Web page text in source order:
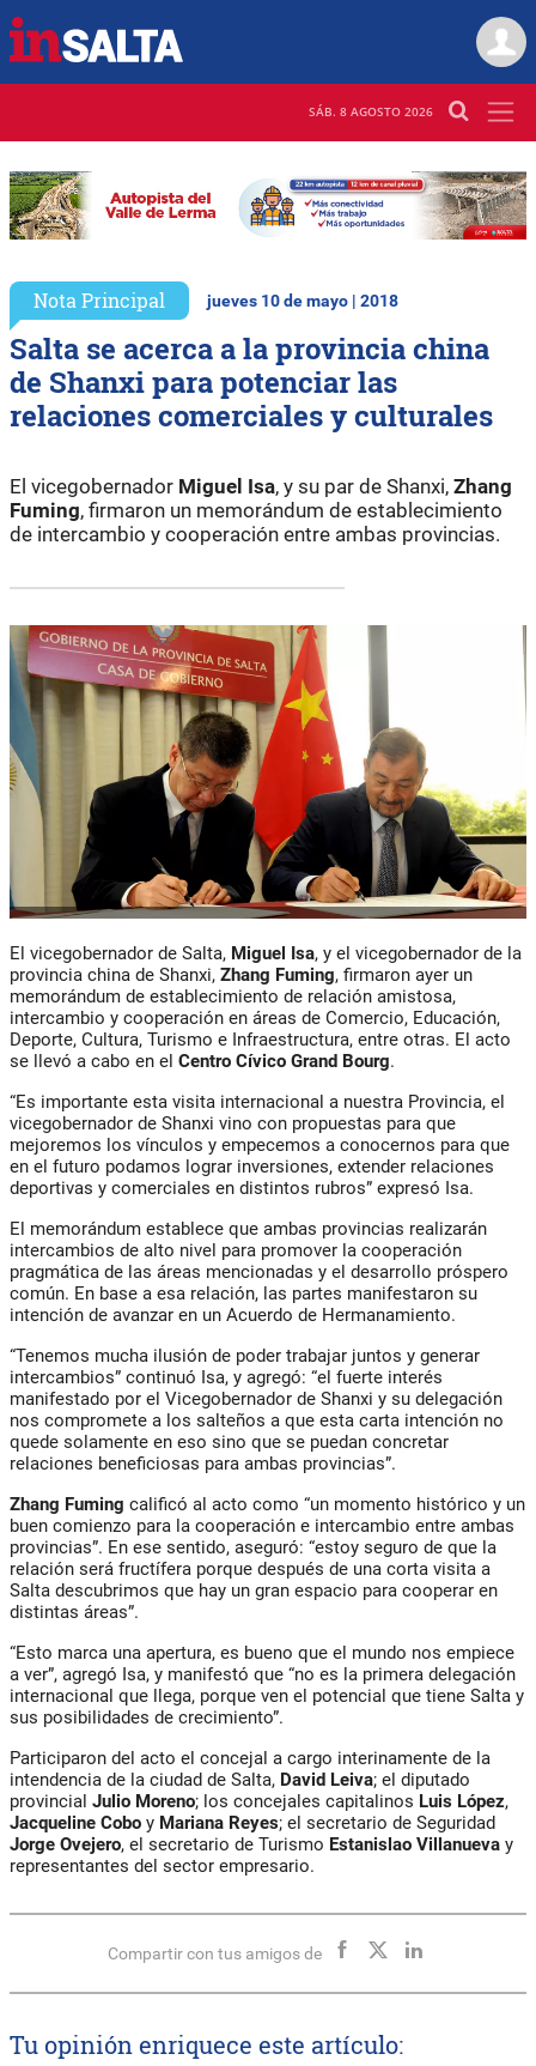
SÁB. 8 AGOSTO 2026
Nota Principal jueves 10 de mayo | 2018
Salta se acerca a la provincia china
de Shanxi para potenciar las
relaciones comerciales y culturales
El vicegobernador Miguel Isa, y su par de Shanxi, Zhang
Fuming, firmaron un memorándum de establecimiento
de intercambio y cooperación entre ambas provincias.
El vicegobernador de Salta, Miguel Isa, y el vicegobernador de la
provincia china de Shanxi, Zhang Fuming, firmaron ayer un
memorándum de establecimiento de relación amistosa,
intercambio y cooperación en áreas de Comercio, Educación,
Deporte, Cultura, Turismo e Infraestructura, entre otras. El acto
se llevó a cabo en el Centro Cívico Grand Bourg.
“Es importante esta visita internacional a nuestra Provincia, el
vicegobernador de Shanxi vino con propuestas para que
mejoremos los vínculos y empecemos a conocernos para que
en el futuro podamos lograr inversiones, extender relaciones
deportivas y comerciales en distintos rubros” expresó Isa.
El memorándum establece que ambas provincias realizarán
intercambios de alto nivel para promover la cooperación
pragmática de las áreas mencionadas y el desarrollo próspero
común. En base a esa relación, las partes manifestaron su
intención de avanzar en un Acuerdo de Hermanamiento.
“Tenemos mucha ilusión de poder trabajar juntos y generar
intercambios” continuó Isa, y agregó: “el fuerte interés
manifestado por el Vicegobernador de Shanxi y su delegación
nos compromete a los salteños a que esta carta intención no
quede solamente en eso sino que se puedan concretar
relaciones beneficiosas para ambas provincias”.
Zhang Fuming calificó al acto como “un momento histórico y un
buen comienzo para la cooperación e intercambio entre ambas
provincias”. En ese sentido, aseguró: “estoy seguro de que la
relación será fructífera porque después de una corta visita a
Salta descubrimos que hay un gran espacio para cooperar en
distintas áreas”.
“Esto marca una apertura, es bueno que el mundo nos empiece
a ver”, agregó Isa, y manifestó que “no es la primera delegación
internacional que llega, porque ven el potencial que tiene Salta y
sus posibilidades de crecimiento”.
Participaron del acto el concejal a cargo interinamente de la
intendencia de la ciudad de Salta, David Leiva; el diputado
provincial Julio Moreno; los concejales capitalinos Luis López,
Jacqueline Cobo y Mariana Reyes; el secretario de Seguridad
Jorge Ovejero, el secretario de Turismo Estanislao Villanueva y
representantes del sector empresario.
Compartir con tus amigos de
Tu opinión enriquece este artículo: